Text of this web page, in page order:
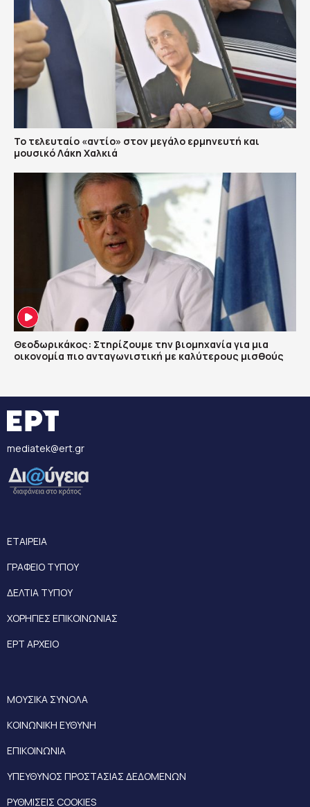
Το τελευταίο «αντίο» στον μεγάλο ερμηνευτή και
μουσικό Λάκη Χαλκιά
Θεοδωρικάκος: Στηρίζουμε την βιομηχανία για μια
οικονομία πιο ανταγωνιστική με καλύτερους μισθούς
mediatek@ert.gr
ΕΤΑΙΡΕΙΑ
ΓΡΑΦΕΙΟ ΤΥΠΟΥ
ΔΕΛΤΙΑ ΤΥΠΟΥ
ΧΟΡΗΓΙΕΣ ΕΠΙΚΟΙΝΩΝΙΑΣ
ΕΡΤ ΑΡΧΕΙΟ
ΜΟΥΣΙΚΑ ΣΥΝΟΛΑ
ΚΟΙΝΩΝΙΚΗ ΕΥΘΥΝΗ
ΕΠΙΚΟΙΝΩΝΙΑ
ΥΠΕΥΘΥΝΟΣ ΠΡΟΣΤΑΣΙΑΣ ΔΕΔΟΜΕΝΩΝ
ΡΥΘΜΙΣΕΙΣ COOKIES